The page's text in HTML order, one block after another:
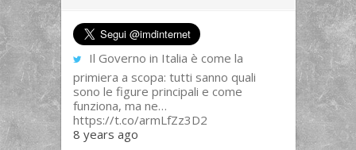
Il Governo in Italia è come la
primiera a scopa: tutti sanno quali
sono le figure principali e come
funziona, ma ne…
https://t.co/armLfZz3D2
8 years ago